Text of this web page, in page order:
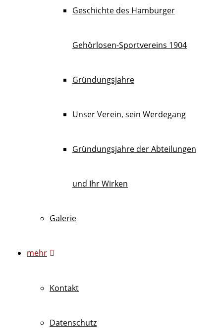
Geschichte des Hamburger
Gehörlosen-Sportvereins 1904
Gründungsjahre
Unser Verein, sein Werdegang
Gründungsjahre der Abteilungen
und Ihr Wirken
Galerie
mehr
Kontakt
Datenschutz